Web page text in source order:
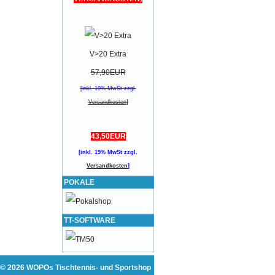
V>20 Extra
57,90EUR
[inkl. 19% MwSt zzgl.
Versandkosten]
43,50EUR
[inkl. 19% MwSt zzgl.
Versandkosten]
POKALE
TT-SOFTWARE
2026 WOPOs Tischtennis- und Sportshop